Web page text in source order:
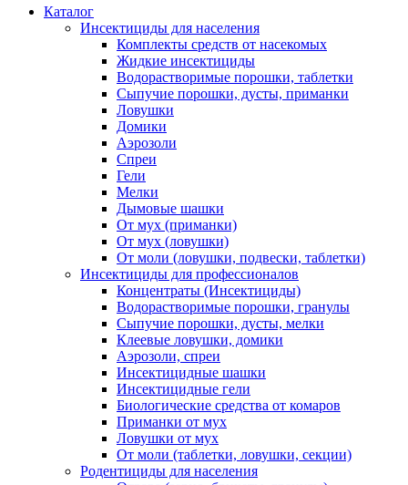
Каталог
Инсектициды для населения
Комплекты средств от насекомых
Жидкие инсектициды
Водорастворимые порошки, таблетки
Сыпучие порошки, дусты, приманки
Ловушки
Домики
Аэрозоли
Спреи
Гели
Мелки
Дымовые шашки
От мух (приманки)
От мух (ловушки)
От моли (ловушки, подвески, таблетки)
Инсектициды для профессионалов
Концентраты (Инсектициды)
Водорастворимые порошки, гранулы
Сыпучие порошки, дусты, мелки
Клеевые ловушки, домики
Аэрозоли, спреи
Инсектицидные шашки
Инсектицидные гели
Биологические средства от комаров
Приманки от мух
Ловушки от мух
От моли (таблетки, ловушки, секции)
Родентициды для населения